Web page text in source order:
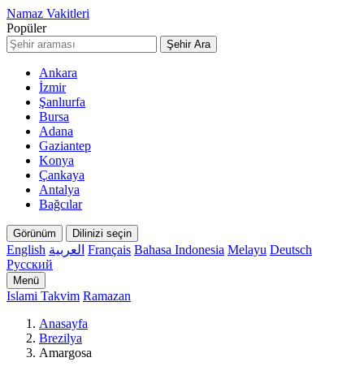
Namaz Vakitleri
Popüler
Şehir Ara
Ankara
İzmir
Şanlıurfa
Bursa
Adana
Gaziantep
Konya
Çankaya
Antalya
Bağcılar
Görünüm Dilinizi seçin
English العربية Français Bahasa Indonesia Melayu Deutsch
Русский
Menü
Islami Takvim Ramazan
Anasayfa
Brezilya
Amargosa